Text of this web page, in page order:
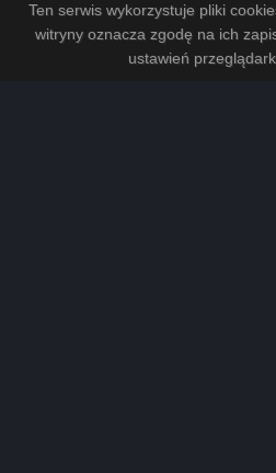
OGLĄDAJ Wróżki na żywo
Ten serwis wykorzystuje pliki
witryny oznacza zgodę na ich
ustawień